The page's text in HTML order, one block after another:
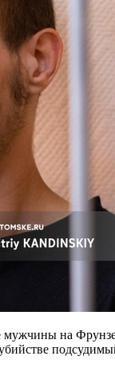
мужчины на